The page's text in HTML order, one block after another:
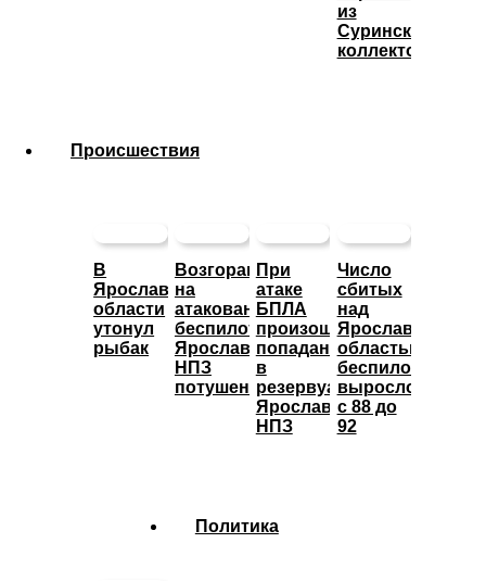
из
Суринского
коллектора
Происшествия
В
Ярославской
области
утонул
рыбак
Возгорание
на
атакованном
беспилотниками
Ярославском
НПЗ
потушено
При
атаке
БПЛА
произошло
попадание
в
резервуары
Ярославского
НПЗ
Число
сбитых
над
Ярославской
областью
беспилотников
выросло
с 88 до
92
Политика